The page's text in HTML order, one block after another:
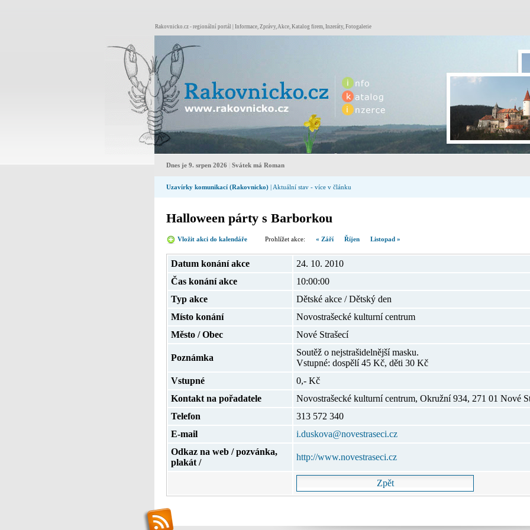
Rakovnicko.cz - regionální portál | Informace, Zprávy, Akce, Katalog firem, Inzeráty, Fotogalerie
Dnes je 9. srpen 2026 Svátek má Roman
Uzavírky komunikací (Rakovnicko) | Aktuální stav - více v článku
Halloween párty s Barborkou
Vložit akci do kalendáře Prohlížet akce: « Září Říjen Listopad »
Datum konání akce
24. 10. 2010
Čas konání akce
10:00:00
Typ akce
Dětské akce / Dětský den
Místo konání
Novostrašecké kulturní centrum
Město / Obec
Nové Strašecí
Poznámka
Soutěž o nejstrašidelnější masku.
Vstupné: dospělí 45 Kč, děti 30 Kč
Vstupné
0,- Kč
Kontakt na pořadatele
Novostrašecké kulturní centrum, Okružní 934, 271 01 Nové
Telefon
313 572 340
E-mail
i.duskova@novestraseci.cz
Odkaz na web / pozvánka,
plakát /
http://www.novestraseci.cz